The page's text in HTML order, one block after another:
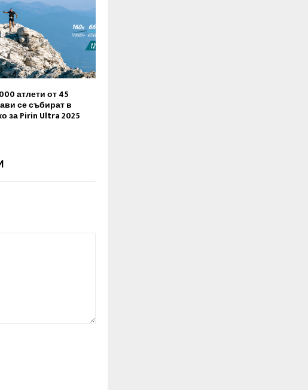
атлети от 45
се събират в
за Pirin Ultra 2025